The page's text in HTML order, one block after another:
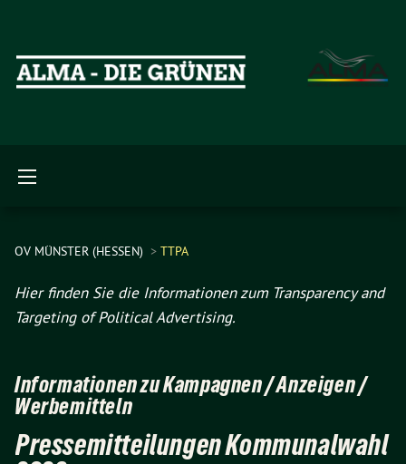
OV MÜNSTER (HESSEN) TTPA
Hier finden Sie die Informationen zum Transparency and
Targeting of Political Advertising.
Informationen zu Kampagnen / Anzeigen /
Werbemitteln
Pressemitteilungen Kommunalwahl